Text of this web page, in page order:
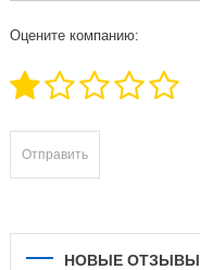
Оцените компанию:
НОВЫЕ ОТЗЫВЫ